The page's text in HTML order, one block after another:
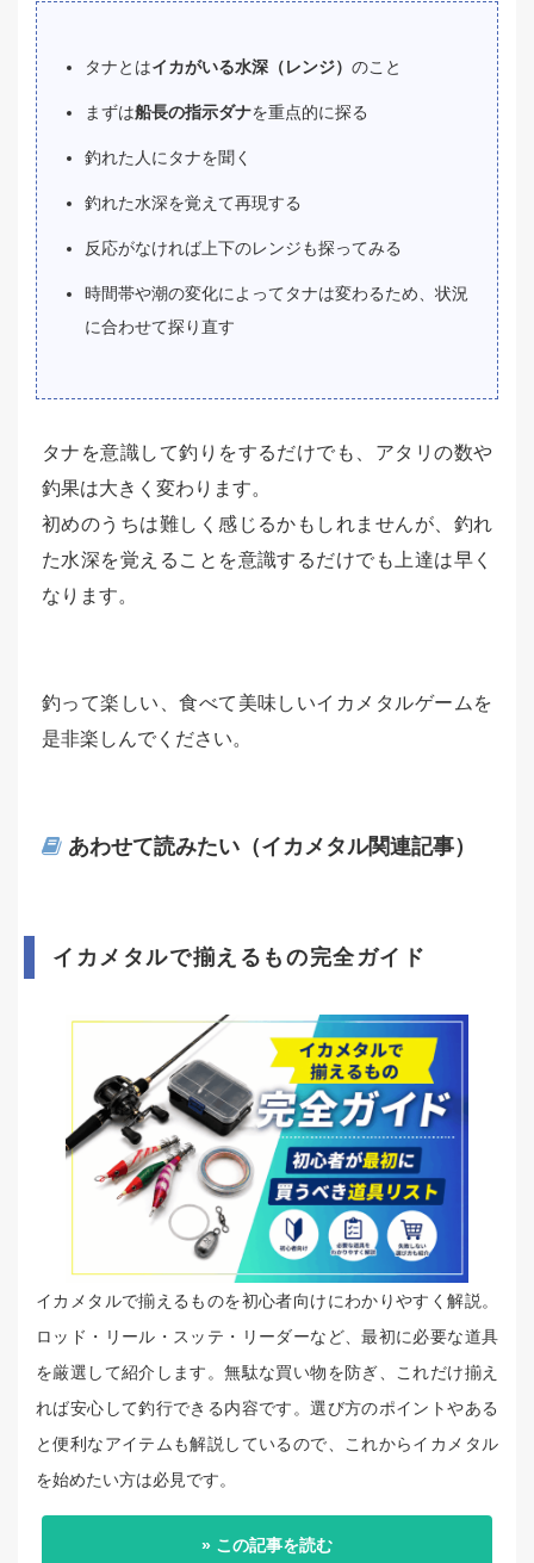
タナとはイカがいる水深（レンジ） のこと
まずは船長の指示ダナを重点的に探る
釣れた人にタナを聞く
釣れた水深を覚えて再現する
反応がなければ上下のレンジも探ってみる
時間帯や潮の変化によってタナは変わるため、状況
に合わせて探り直す
タナを意識して釣りをするだけでも、アタリの数や
釣果は大きく変わります。
初めのうちは難しく感じるかもしれませんが、釣れ
た水深を覚えることを意識するだけでも上達は早く
なります。
釣って楽しい、食べて美味しいイカメタルゲームを
是非楽しんでください。
あわせて読みたい（イカメタル関連記事）
イカメタルで揃えるもの完全ガイド
イカメタルで揃えるものを初心者向けにわかりやすく解説。
ロッド・リール・スッテ・リーダーなど、最初に必要な道具
を厳選して紹介します。無駄な買い物を防ぎ、これだけ揃え
れば安心して釣行できる内容です。選び方のポイントやある
と便利なアイテムも解説しているので、これからイカメタル
を始めたい方は必見です。
» この記事を読む